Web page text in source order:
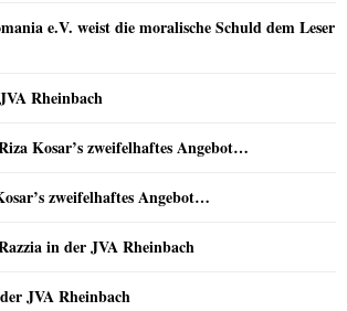
e.V. weist die moralische Schuld dem Leser
Rheinbach
Kosar’s zweifelhaftes Angebot…
zweifelhaftes Angebot…
in der JVA Rheinbach
JVA Rheinbach